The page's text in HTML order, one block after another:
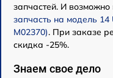
запчастей. И
запчасть на модель
M02370). При заказе
скидка -25%.
Знаем свое дело